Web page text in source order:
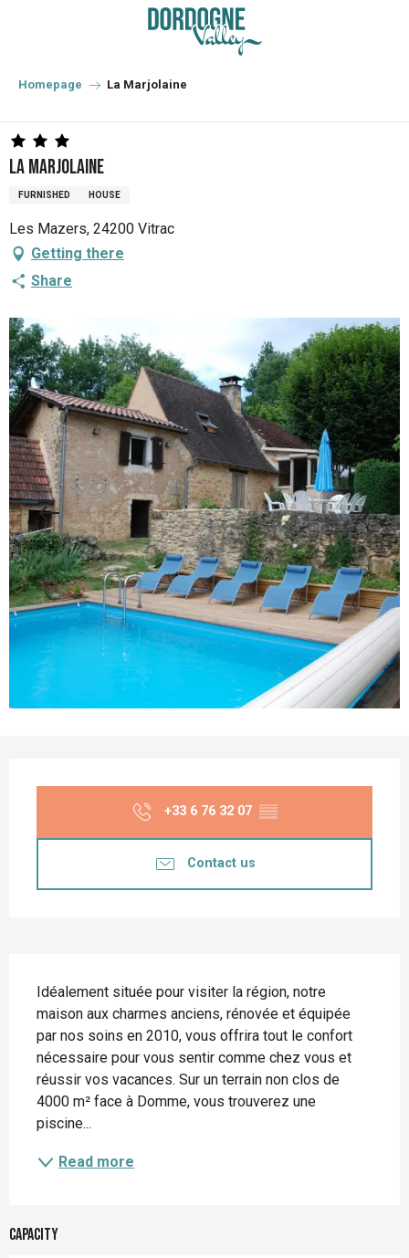
principal
Homepage La Marjolaine
La Marjolaine
FURNISHED HOUSE
Les Mazers, 24200 Vitrac
Getting there
Share
+33 6 76 32 07 ▒▒
Contact us
Idéalement située pour visiter la région, notre
maison aux charmes anciens, rénovée et équipée
par nos soins en 2010, vous offrira tout le confort
nécessaire pour vous sentir comme chez vous et
réussir vos vacances. Sur un terrain non clos de
4000 m² face à Domme, vous trouverez une
piscine...
Read more
Capacity